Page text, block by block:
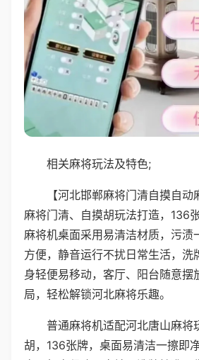
相关麻将玩法及特色;
【河北邯郸麻将门清自摸自
麻将门清、自摸胡玩法打造，136
麻将机桌面采用易清洁材质，污渍
方便，静音运行不扰日常生活，洗
身轻便易移动，客厅、阳台随意摆
局，轻松解锁河北麻将乐趣。
普通麻将机适配河北唐山麻将
胡，136张牌，桌面易清洁一擦即